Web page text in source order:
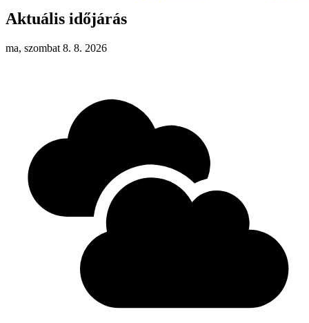
Aktuális időjárás
ma, szombat 8. 8. 2026